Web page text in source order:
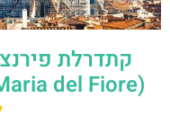
קתדרלת
(Cattedrale di Santa Maria del Fiore)